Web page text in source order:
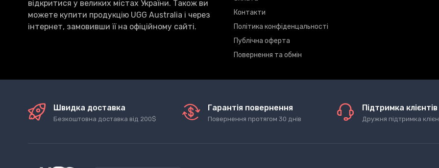
відкритися у великих містах України. Також ви
можете купити продукцію UGG Australia і через
інтернет, замовивши її на офіційному сайті.
Контакти
Політика конфіденцальності
Публічна оферта
Повернення та обмін
Швидка доставка
Безкоштовна доставка від 200$
Гарантія повернення
Повернення протягом 30 днів
Підтримка клієнтів
Дружня підтримка